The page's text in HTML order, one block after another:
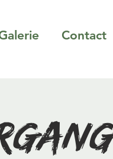
Contact